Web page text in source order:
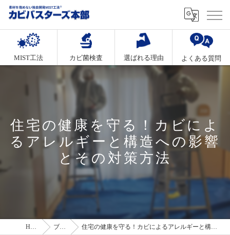
MIST工法 カビ菌検査 選ばれる理由 よくある質問
住宅の健康を守る！カビによ
るアレルギーと構造への影響
とその対策方法
HOME ブログ 住宅の健康を守る！カビによるアレルギーと構造への影響とその対策方法